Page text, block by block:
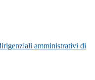
amministrativi di